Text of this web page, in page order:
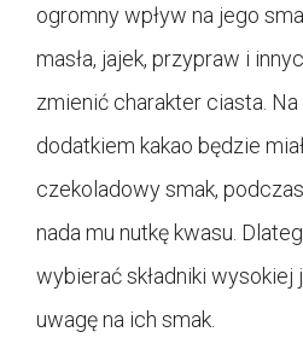
ogromny wpływ na jego
masła, jajek, przypraw i
zmienić charakter ciasta. Na
dodatkiem kakao będzie
czekoladowy smak,
nada mu nutkę kwasu.
wybierać składniki
uwagę na ich smak.